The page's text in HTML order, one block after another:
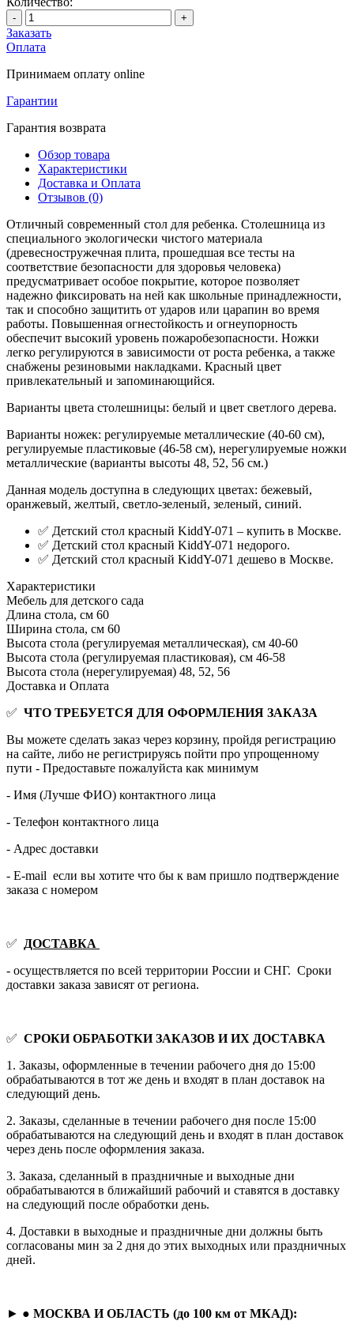
- +
Заказать
Оплата
Принимаем оплату online
Гарантии
Гарантия возврата
Обзор товара
Характеристики
Доставка и Оплата
Отзывов (0)
Отличный современный стол для ребенка. Столешница из
специального экологически чистого материала
(древесностружечная плита, прошедшая все тесты на
соответствие безопасности для здоровья человека)
предусматривает особое покрытие, которое позволяет
надежно фиксировать на ней как школьные принадлежности,
так и способно защитить от ударов или царапин во время
работы. Повышенная огнестойкость и огнеупорность
обеспечит высокий уровень пожаробезопасности. Ножки
легко регулируются в зависимости от роста ребенка, а также
снабжены резиновыми накладками. Красный цвет
привлекательный и запоминающийся.
Варианты цвета столешницы: белый и цвет светлого дерева.
Варианты ножек: регулируемые металлические (40-60 см),
регулируемые пластиковые (46-58 см), нерегулируемые ножки
металлические (варианты высоты 48, 52, 56 см.)
Данная модель доступна в следующих цветах: бежевый,
оранжевый, желтый, светло-зеленый, зеленый, синий.
✅ Детский стол красный KiddY-071 – купить в Москве.
✅ Детский стол красный KiddY-071 недорого.
✅ Детский стол красный KiddY-071 дешево в Москве.
Характеристики
Мебель для детского сада
Длина стола, см 60
Ширина стола, см 60
Высота стола (регулируемая металлическая), см 40-60
Высота стола (регулируемая пластиковая), см 46-58
Высота стола (нерегулируемая) 48, 52, 56
Доставка и Оплата
✅ ЧТО ТРЕБУЕТСЯ ДЛЯ ОФОРМЛЕНИЯ ЗАКАЗА
Вы можете сделать заказ через корзину, пройдя регистрацию
на сайте, либо не регистрируясь пойти про упрощенному
пути - Предоставьте пожалуйста как минимум
- Имя (Лучше ФИО) контактного лица
- Телефон контактного лица
- Адрес доставки
- E-mail если вы хотите что бы к вам пришло подтверждение
заказа с номером
✅
ДОСТАВКА
- осуществляется по всей территории России и СНГ. Сроки
доставки заказа зависят от региона.
✅ СРОКИ ОБРАБОТКИ ЗАКАЗОВ И ИХ ДОСТАВКА
1. Заказы, оформленные в течении рабочего дня до 15:00
обрабатываются в тот же день и входят в план доставок на
следующий день.
2. Заказы, сделанные в течении рабочего дня после 15:00
обрабатываются на следующий день и входят в план доставок
через день после оформления заказа.
3. Заказа, сделанный в праздничные и выходные дни
обрабатываются в ближайший рабочий и ставятся в доставку
на следующий после обработки день.
4. Доставки в выходные и праздничные дни должны быть
согласованы мин за 2 дня до этих выходных или праздничных
дней.
► ● МОСКВА И ОБЛАСТЬ (до 100 км от МКАД):